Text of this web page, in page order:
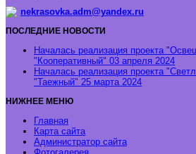
nekrasovka.adm@yandex.ru
ПОСЛЕДНИЕ НОВОСТИ
Началась реализация проекта
"Кооперативный" 03 апреля 2024
Началась реализация проекта
"Таежный" 25 марта 2024
НИЖНЕЕ МЕНЮ
Главная
Карта сайта
Администратор сайта